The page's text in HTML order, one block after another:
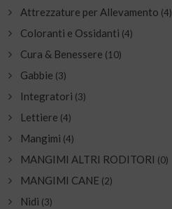
Attrezzature per Allevamento (4)
Coloranti e Ossidanti (4)
Cura & Benessere (10)
Gabbie (3)
Integratori (3)
Lettiere (4)
Mangimi (4)
MANGIMI ALTRI RODITORI (0)
MANGIMI CANE (2)
Nidi (3)